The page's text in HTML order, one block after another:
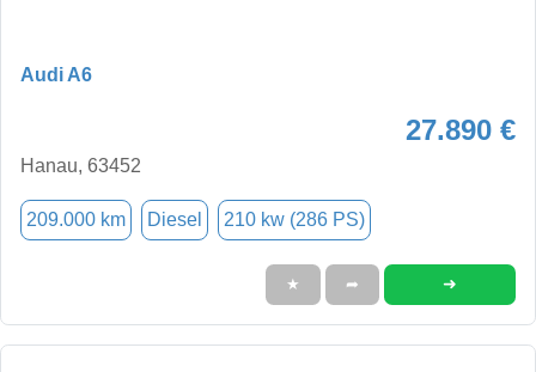
Audi A6
27.890 €
Hanau, 63452
209.000 km Diesel 210 kw (286 PS)
★ ➦ ➜